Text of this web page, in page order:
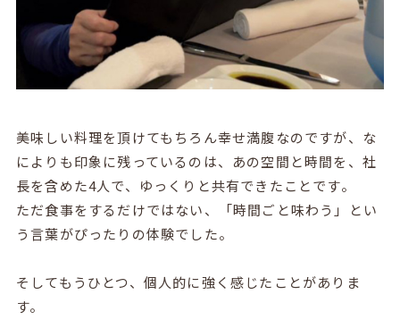
美味しい料理を頂けてもちろん幸せ満腹なのですが、な
によりも印象に残っているのは、あの空間と時間を、社
長を含めた4人で、ゆっくりと共有できたことです。
ただ食事をするだけではない、「時間ごと味わう」とい
う言葉がぴったりの体験でした。
そしてもうひとつ、個人的に強く感じたことがありま
す。